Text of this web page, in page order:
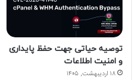
توصیه حیاتی جهت حفظ پایداری
و امنیت اطلاعات
۱۸ اردیبهشت, ۱۴۰۵